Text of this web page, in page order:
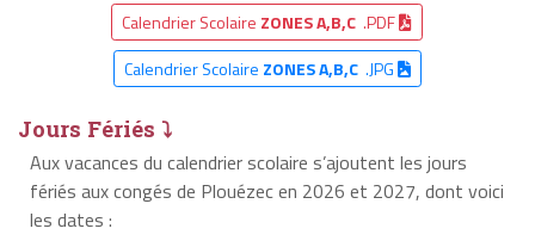
Calendrier Scolaire ZONES A,B,C .PDF
Calendrier Scolaire ZONES A,B,C.JPG
Jours Fériés ⤵
Aux vacances du calendrier scolaire s’ajoutent les jours
fériés aux congés de Plouézec en 2026 et 2027, dont voici
les dates :